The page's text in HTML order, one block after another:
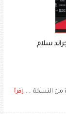
جراند سلام
إقرأ